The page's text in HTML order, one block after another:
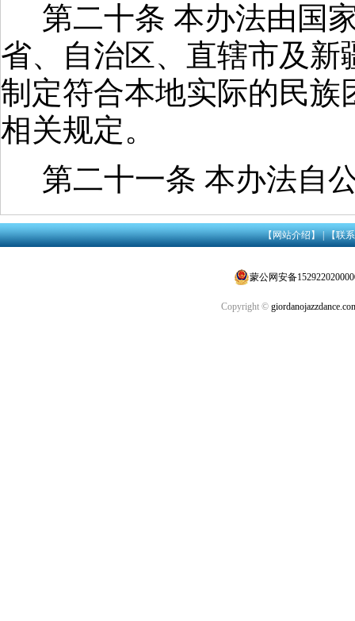
第二十条 本办法由国
省、自治区、直辖市及
制定符合本地实际的民
相关规定。
第二十一条 本办法自
【网站介绍】|【联
蒙公网安备
Copyright ©